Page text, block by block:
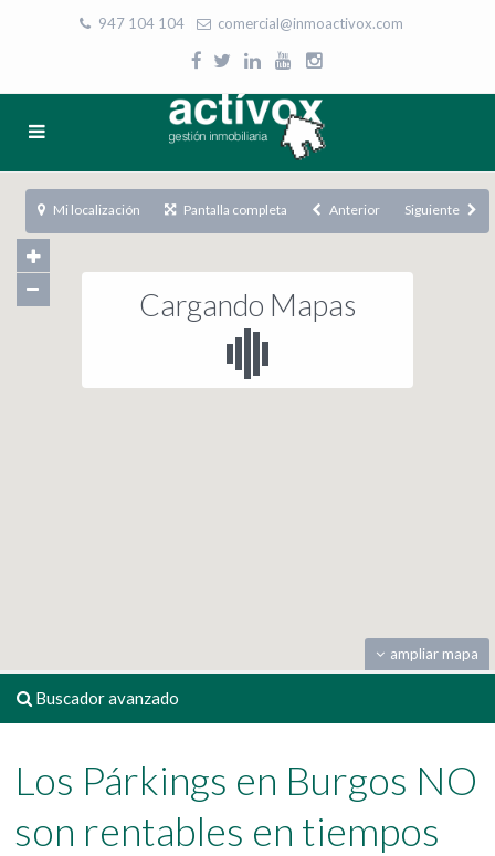
947 104 104 comercial@inmoactivox.com
Cargando Mapas
ampliar mapa
Mi localización Pantalla completa Anterior Siguiente
Buscador avanzado
Los Párkings en Burgos NO
son rentables en tiempos